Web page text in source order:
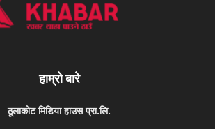
हाम्रो बारे
ठूलाकोट मिडिया हाउस प्रा.लि.